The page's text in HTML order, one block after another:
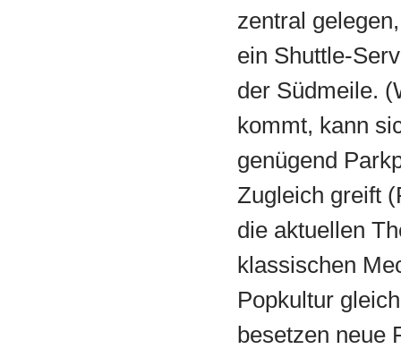
zentral
ein Shuttle-
der Südmeile.
kommt, kann
genügend
Zugleich greift
die aktuellen
klassischen
Popkultur
besetzen neue